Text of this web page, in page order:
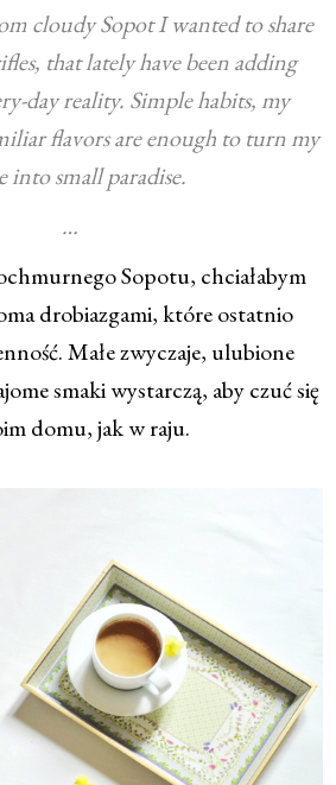
cloudy Sopot I wanted to share
that lately have been adding
day reality. Simple habits, my
flavors are enough to turn my
into small paradise.
…
Sopotu, chciałabym
drobiazgami, które ostatnio
Małe zwyczaje, ulubione
smaki wystarczą, aby czuć się
domu, jak w raju.